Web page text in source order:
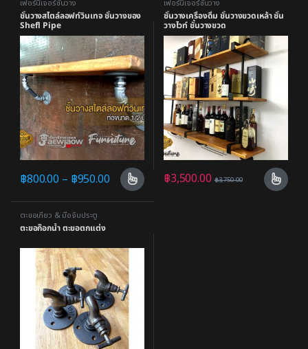
เฟอร์นิเจอร์ชั้นวาง
ชั้นวางสไตล์ลอฟท์วินเทจ ชั้นวางของ
Shefl Pipe
฿800.00 – ฿950.00
เฟอร์นิเจอร์ชั้นวาง
ชั้นวางเครื่องดื่ม ชั้นวางขวดเหล้า ชั้น
วางไวท์ ชั้นวางขวด
฿3,500.00 ฿3,750.00
ตะขอเกี่ยว & มือจับประตู
ตะขอก๊อกน้ำ ตะขอตกแต่ง